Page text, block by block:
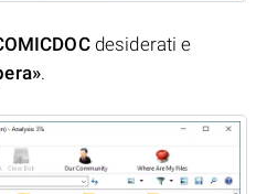
desiderati e
.